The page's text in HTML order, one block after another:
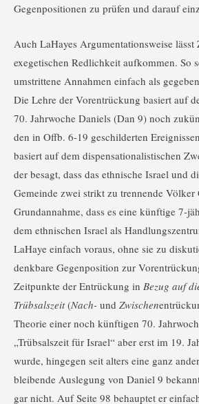
Gegenpositionen zu prüfen und darauf
Auch LaHayes Argumentationsweise lässt
exegetischen Redlichkeit aufkommen. So
umstrittene Annahmen einfach als
Die Lehre der Vorentrückung basiert auf
70. Jahrwoche Daniels (Dan 9) noch
den in Offb. 6-19 geschilderten
basiert auf dem dispensationalistischen
der besagt, dass das ethnische Israel und
Gemeinde zwei strikt zu trennende Völker
Grundannahme, dass es eine künftige 7-
dem ethnischen Israel als
LaHaye einfach voraus, ohne sie zu
denkbare Gegenposition zur
Zeitpunkte der Entrückung in Bezug auf
Trübsalszeit(Nach- und Zwischen
Theorie einer noch künftigen 70.
„Trübsalszeit für Israel“ aber erst im 19.
wurde, hingegen seit alters eine ganz
bleibende Auslegung von Daniel 9
gar nicht. Auf Seite 98 behauptet er